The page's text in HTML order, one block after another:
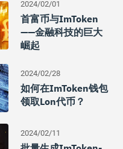
2024/02/01
首富币与imToken
——金融科技的巨大
崛起
2024/02/28
如何在imToken钱包
领取Lon代币？
2024/02/11